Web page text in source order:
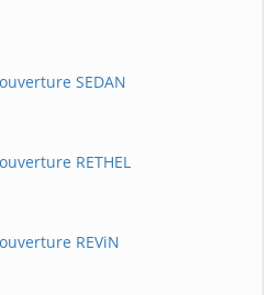
SEDAN
RETHEL
REViN